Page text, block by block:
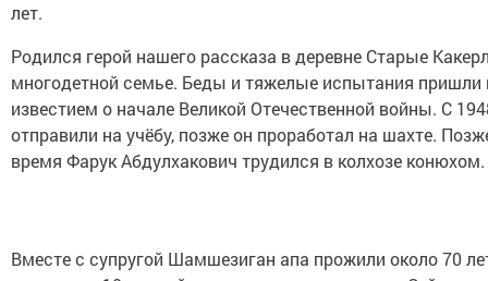
лет.
Родился герой нашего рассказа в деревне Старые
многодетной семье. Беды и тяжелые испытания пришли
известием о начале Великой Отечественной войны. С
отправили на учёбу, позже он проработал на шахте.
время Фарук Абдулхакович трудился в колхозе конюхом.
Вместе с супругой Шамшезиган апа прожили около 70